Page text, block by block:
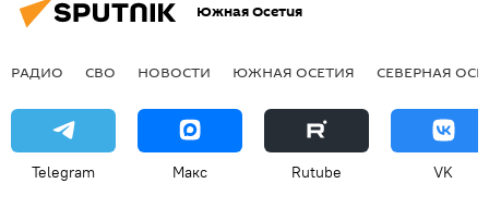
Южная Осетия
РАДИО СВО НОВОСТИ ЮЖНАЯ ОСЕТИЯ СЕВЕРНАЯ
Telegram Макс Rutube VK